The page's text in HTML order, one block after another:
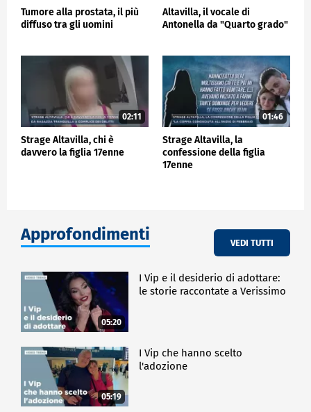
Tumore alla prostata, il più
diffuso tra gli uomini
Altavilla, il vocale di
Antonella da "Quarto grado"
02:11
Strage Altavilla, chi è
davvero la figlia 17enne
01:46
Strage Altavilla, la
confessione della figlia
17enne
Approfondimenti VEDI TUTTI
05:20
I Vip e il desiderio di adottare:
le storie raccontate a Verissimo
05:19
I Vip che hanno scelto
l'adozione